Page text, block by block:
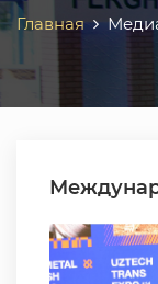
Главная